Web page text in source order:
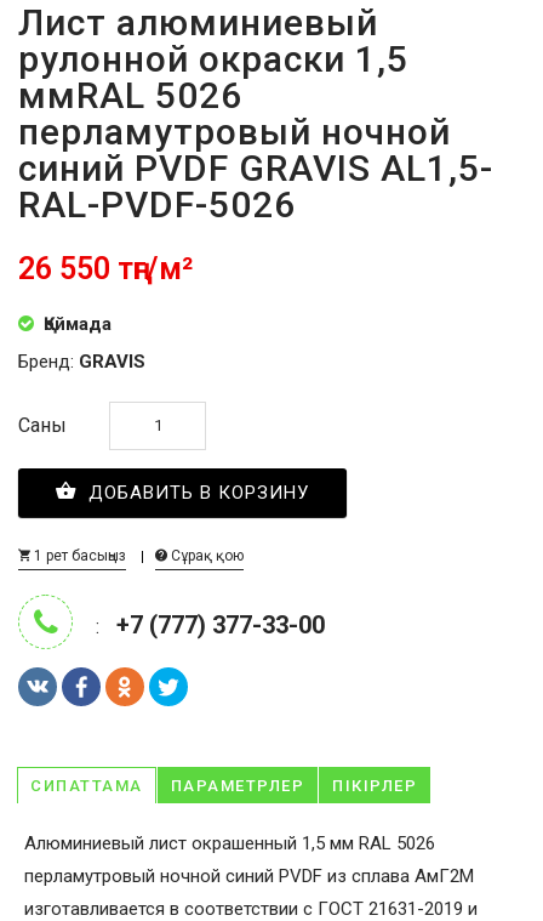
Лист алюминиевый
рулонной окраски 1,5
ммRAL 5026
перламутровый ночной
синий PVDF GRAVIS AL1,5-
RAL-PVDF-5026
26 550 тңг/м²
Қоймада
Бренд: GRAVIS
Саны
ДОБАВИТЬ В КОРЗИНУ
1 рет басыңыз Сұрақ қою
: +7 (777) 377-33-00
СИПАТТАМА ПАРАМЕТРЛЕР ПІКІРЛЕР
Алюминиевый лист окрашенный 1,5 мм RAL 5026
перламутровый ночной синий PVDF из сплава АмГ2М
изготавливается в соответствии с ГОСТ 21631-2019 и